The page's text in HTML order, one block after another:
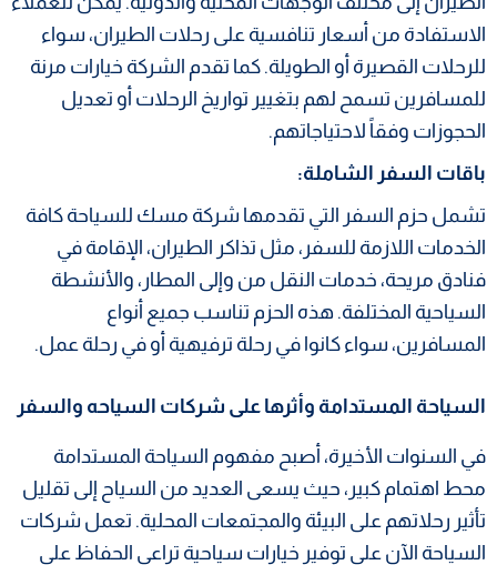
الاستفادة من أسعار تنافسية على رحلات الطيران، سواء
للرحلات القصيرة أو الطويلة. كما تقدم الشركة خيارات مرنة
للمسافرين تسمح لهم بتغيير تواريخ الرحلات أو تعديل
الحجوزات وفقاً لاحتياجاتهم.
باقات السفر الشاملة:
تشمل حزم السفر التي تقدمها شركة مسك للسياحة كافة
الخدمات اللازمة للسفر، مثل تذاكر الطيران، الإقامة في
فنادق مريحة، خدمات النقل من وإلى المطار، والأنشطة
السياحية المختلفة. هذه الحزم تناسب جميع أنواع
المسافرين، سواء كانوا في رحلة ترفيهية أو في رحلة عمل.
السياحة المستدامة وأثرها على شركات السياحه والسفر
في السنوات الأخيرة، أصبح مفهوم السياحة المستدامة
محط اهتمام كبير، حيث يسعى العديد من السياح إلى تقليل
تأثير رحلاتهم على البيئة والمجتمعات المحلية. تعمل شركات
السياحة الآن على توفير خيارات سياحية تراعي الحفاظ على